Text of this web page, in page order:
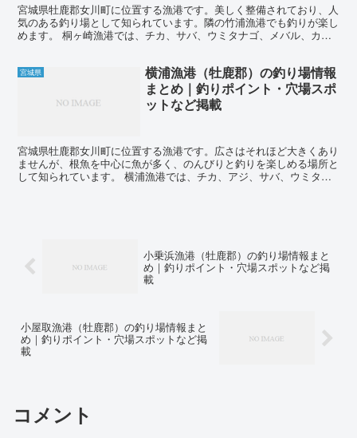
宮城県牡鹿郡女川町に位置する漁港です。美しく整備されており、人
気のある釣り場として知られています。隣の竹浦漁港でも釣りが楽し
めます。 桐ヶ崎漁港では、チカ、サバ、ウミタナゴ、メバル、カレ
宮城県
横浦漁港（牡鹿郡）の釣り場情報
まとめ｜釣りポイント・穴場スポ
ットなど掲載
宮城県牡鹿郡女川町に位置する漁港です。広さはそれほど大きくあり
ませんが、根魚を中心に魚が多く、のんびりと釣りを楽しめる場所と
して知られています。 横浦漁港では、チカ、アジ、サバ、ウミタナ
小乗浜漁港（牡鹿郡）の釣り場情報まと
め｜釣りポイント・穴場スポットなど掲
載
小屋取漁港（牡鹿郡）の釣り場情報まと
め｜釣りポイント・穴場スポットなど掲
載
コメント